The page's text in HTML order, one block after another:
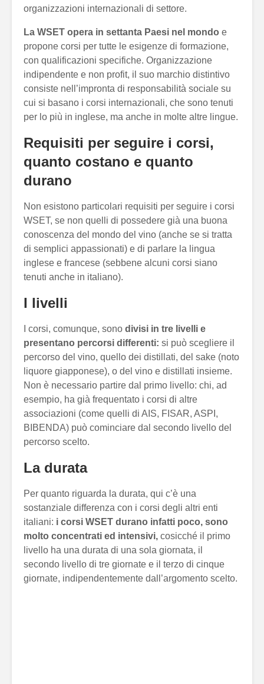
organizzazioni internazionali di settore.
La WSET opera in settanta Paesi nel mondo e
propone corsi per tutte le esigenze di formazione,
con qualificazioni specifiche. Organizzazione
indipendente e non profit, il suo marchio distintivo
consiste nell’impronta di responsabilità sociale su
cui si basano i corsi internazionali, che sono tenuti
per lo più in inglese, ma anche in molte altre lingue.
Requisiti per seguire i corsi,
quanto costano e quanto
durano
Non esistono particolari requisiti per seguire i corsi
WSET, se non quelli di possedere già una buona
conoscenza del mondo del vino (anche se si tratta
di semplici appassionati) e di parlare la lingua
inglese e francese (sebbene alcuni corsi siano
tenuti anche in italiano).
I livelli
I corsi, comunque, sono divisi in tre livelli e
presentano percorsi differenti: si può scegliere il
percorso del vino, quello dei distillati, del sake (noto
liquore giapponese), o del vino e distillati insieme.
Non è necessario partire dal primo livello: chi, ad
esempio, ha già frequentato i corsi di altre
associazioni (come quelli di AIS, FISAR, ASPI,
BIBENDA) può cominciare dal secondo livello del
percorso scelto.
La durata
Per quanto riguarda la durata, qui c’è una
sostanziale differenza con i corsi degli altri enti
italiani: i corsi WSET durano infatti poco, sono
molto concentrati ed intensivi, cosicché il primo
livello ha una durata di una sola giornata, il
secondo livello di tre giornate e il terzo di cinque
giornate, indipendentemente dall’argomento scelto.